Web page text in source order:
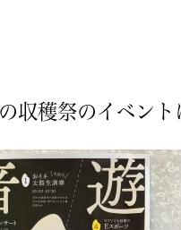
収穫祭のイベント